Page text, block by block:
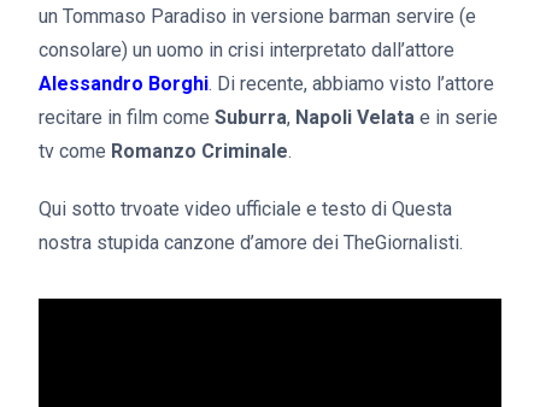
un Tommaso Paradiso in versione barman servire (e
consolare) un uomo in crisi interpretato dall’attore
Alessandro Borghi. Di recente, abbiamo visto l’attore
recitare in film come Suburra, Napoli Velata e in serie
tv come Romanzo Criminale.
Qui sotto trvoate video ufficiale e testo di Questa
nostra stupida canzone d’amore dei TheGiornalisti.